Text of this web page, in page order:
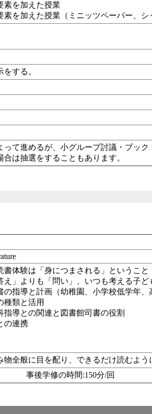
素を加えた授業
素を加えた授業（ ミニッツペーパー、シ
する。
って進めるが、小グループ討議・ブッ
合は抽選をすることもあります。
書体験は「身につまされる」ということ
え」よりも「問い」、いつも考える子ど
の指導と計画（幼稚園、小学校低学年、
種類と活用
指導との関連と図書館司書の役割
の連携
物全般に目を配り、できるだけ読むよう
事後学修の時間:150分/回